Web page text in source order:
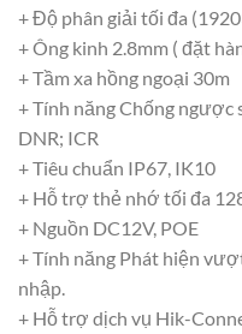
+ Độ phân giải tối đa
+ Ông kinh 2.8mm ( đặt
+ Tầm xa hồng ngoại 30m
+ Tính năng Chống ngược
DNR; ICR
+ Tiêu chuẩn IP67, IK10
+ Hỗ trợ thẻ nhớ tối đa
+ Nguồn DC12V, POE
+ Tính năng Phát hiện
nhập.
+ Hỗ trợ dịch vụ Hik-